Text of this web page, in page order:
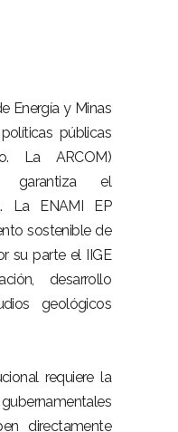
Energía y Minas
públicas
La ARCOM)
garantiza el
La ENAMI EP
sostenible de
su parte el IIGE
desarrollo
geológicos
requiere la
directamente